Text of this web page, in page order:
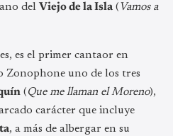
del Viejo de la Isla ( Vamos a
es el primer cantaor en
Zonophone uno de los tres
(Que me llaman el Moreno),
carácter que incluye
, a más de albergar en su